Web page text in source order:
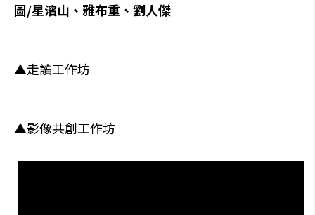
圖/星濱山、雅布重、劉人傑
▲走讀工作坊
▲影像共創工作坊